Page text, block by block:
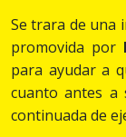
Se trara de una
promovida por
para ayudar a
cuanto antes a
continuada de